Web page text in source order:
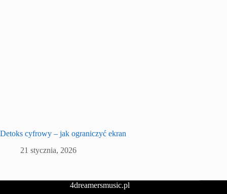
Detoks cyfrowy – jak ograniczyć ekran
21 stycznia, 2026
4dreamersmusic.pl